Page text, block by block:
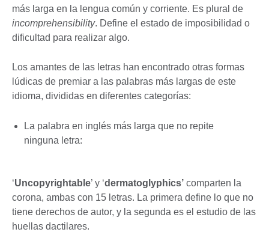
más larga en la lengua común y corriente. Es plural de
incomprehensibility. Define el estado de imposibilidad o
dificultad para realizar algo.
Los amantes de las letras han encontrado otras formas
lúdicas de premiar a las palabras más largas de este
idioma, divididas en diferentes categorías:
La palabra en inglés más larga que no repite
ninguna letra:
‘Uncopyrightable’ y ‘dermatoglyphics’ comparten la
corona, ambas con 15 letras. La primera define lo que no
tiene derechos de autor, y la segunda es el estudio de las
huellas dactilares.